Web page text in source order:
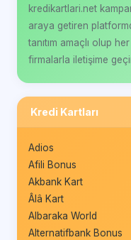
kredikartlari.net
araya getiren
tanıtım amaçlı olup
firmalarla iletişime
Kredi Kartları
Adios
Afili Bonus
Akbank Kart
Âlâ Kart
Albaraka World
Alternatifbank Bonus